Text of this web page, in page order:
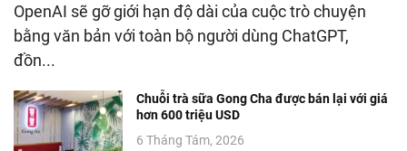
OpenAI sẽ gỡ giới hạn độ dài của cuộc trò chuyện
bằng văn bản với toàn bộ người dùng ChatGPT,
đồn...
Chuỗi trà sữa Gong Cha được bán lại với giá
hơn 600 triệu USD
6 Tháng Tám, 2026